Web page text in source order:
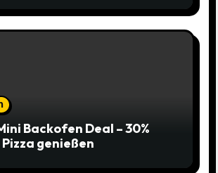
Backofen Deal – 30%
genießen